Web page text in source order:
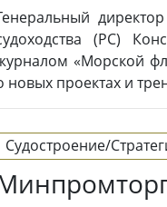
(РС)
«Морской
новых проектах и
Судостроение/